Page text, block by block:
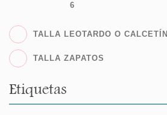
6
TALLA LEOTARDO O CALCETÍN
TALLA ZAPATOS
Etiquetas